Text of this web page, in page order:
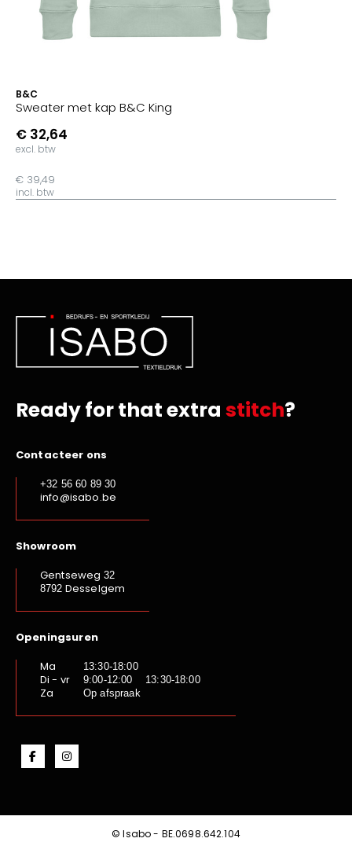
B&C
Sweater met kap B&C King
€ 32,64
excl. btw
€ 39,49
incl. btw
Ready for that extra stitch?
Contacteer ons
+32 56 60 89 30
info@isabo.be
Showroom
Gentseweg 32
8792 Desselgem
Openingsuren
Ma
13:30-18:00
Di - vr 9:00-12:00 13:30-18:00
Za Op afspraak
© Isabo - BE.0698.642.104